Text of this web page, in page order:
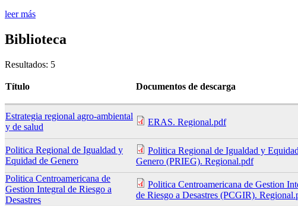
leer más
Biblioteca
Resultados: 5
Título Documentos de descarga
Estrategia regional agro-ambiental
y de salud
ERAS. Regional.pdf
Politica Regional de Igualdad y
Equidad de Genero
Politica Regional de Igualdad y
Genero (PRIEG). Regional.pdf
Politica Centroamericana de
Gestion Integral de Riesgo a
Desastres
Politica Centroamericana de Gestion
de Riesgo a Desastres (PCGIR).